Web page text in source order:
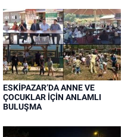
ESKİPAZAR’DA ANNE VE
ÇOCUKLAR İÇİN ANLAMLI
BULUŞMA